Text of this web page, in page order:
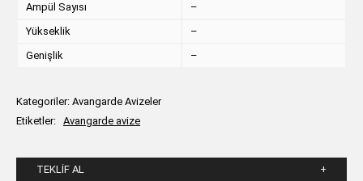
Ampül Sayısı
–
Yükseklik
–
Genişlik
–
Kategoriler: Avangarde Avizeler
Etiketler: Avangarde avize
TEKLIF AL